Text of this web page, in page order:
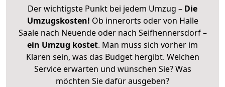
Der wichtigste Punkt bei jedem Umzug – Die
Umzugskosten! Ob innerorts oder von Halle
Saale nach Neuende oder nach Seifhennersdorf –
ein Umzug kostet. Man muss sich vorher im
Klaren sein, was das Budget hergibt. Welchen
Service erwarten und wünschen Sie? Was
möchten Sie dafür ausgeben?